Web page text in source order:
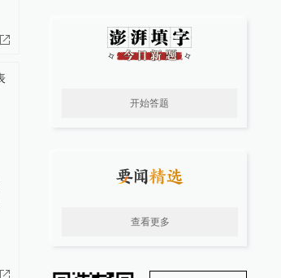
开始答题
查看更多